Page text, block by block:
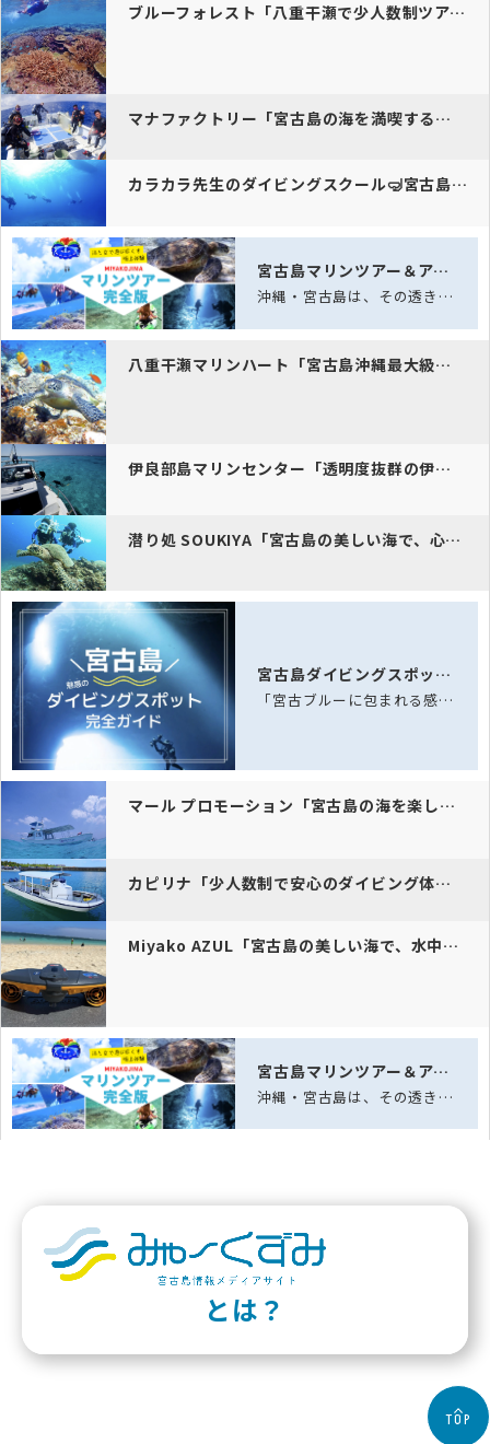
ブルーフォレスト「八重干瀬で少人数制ツアー。マンタや珊瑚礁の絶景を体…
マナファクトリー「宮古島の海を満喫するなら、少人数制で安心のダイビン…
カラカラ先生のダイビングスクール🤿宮古島で信頼のダイ…
八重干瀬マリンハート「宮古島沖縄最大級のサンゴ礁、八重干瀬での安心シ…
伊良部島マリンセンター「透明度抜群の伊良部島と下地島の海をフルフェイ…
潜り処 SOUKIYA「宮古島の美しい海で、心に残るダイビング体験を…
マール プロモーション「宮古島の海を楽しむなら、リクエストに応じたダ…
カピリナ「少人数制で安心のダイビング体験を、宮古島の美しい海でお楽し…
Miyako AZUL「宮古島の美しい海で、水中スクーターやシュノー…
宮古島マリンツアー＆アクティビティ完全ガイド｜海と空の体験
沖縄・宮古島は、その透き通る海「宮古ブルー」と雄大な自然に恵まれた、日本でも屈指…
宮古島ダイビングスポット完全ガイド
「宮古ブルーに包まれる感動体験！サンゴ礁とウミガメが待つ八重干瀬へ。ホテル送迎付…
宮古島マリンツアー＆アクティビティ完全ガイド｜海と空の体験
沖縄・宮古島は、その透き通る海「宮古ブルー」と雄大な自然に恵まれた、日本でも屈指…
とは？
TOP